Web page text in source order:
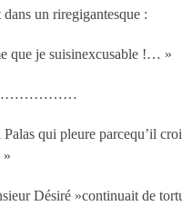
un riregigantesque :
que je suisinexcusable !… »
Palas qui pleure parcequ’il
Désiré »continuait de